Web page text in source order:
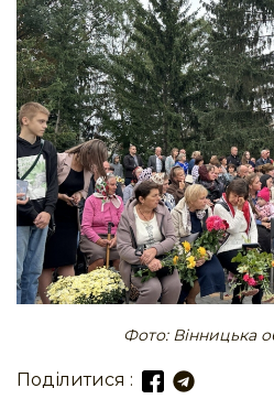
Фото: Вінницька
Поділитися :